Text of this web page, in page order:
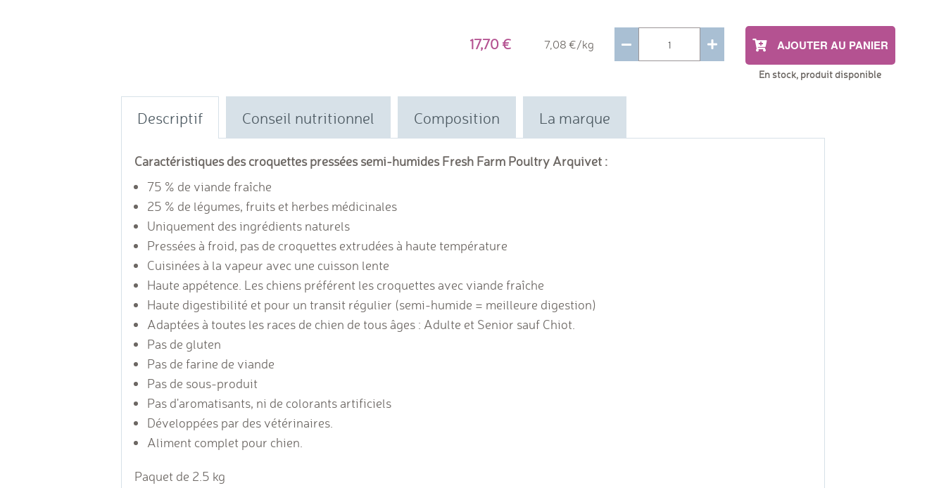
17,70 7,08 €/kg AJOUTER AU PANIER
En stock, produit disponible
Descriptif Conseil nutritionnel Composition La marque
Caractéristiques des croquettes pressées semi-humides Fresh Farm Poultry Arquivet :
75 % de viande fraîche
25 % de légumes, fruits et herbes médicinales
Uniquement des ingrédients naturels
Pressées à froid, pas de croquettes extrudées à haute température
Cuisinées à la vapeur avec une cuisson lente
Haute appétence. Les chiens préférent les croquettes avec viande fraîche
Haute digestibilité et pour un transit régulier (semi-humide = meilleure digestion)
Adaptées à toutes les races de chien de tous âges : Adulte et Senior sauf Chiot.
Pas de gluten
Pas de farine de viande
Pas de sous-produit
Pas d'aromatisants, ni de colorants artificiels
Développées par des vétérinaires.
Aliment complet pour chien.
Paquet de 2.5 kg